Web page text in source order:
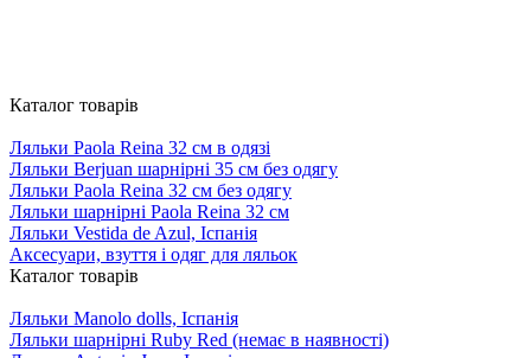
Каталог товарів
Ляльки Paola Reina 32 см в одязi
Ляльки Berjuan шарнірні 35 см без одягу
Ляльки Paola Reina 32 см без одягу
Ляльки шарнiрнi Paola Reina 32 см
Ляльки Vestida de Azul, Iспанiя
Аксесуари, взуття і одяг для ляльок
Каталог товарів
Ляльки Manolo dolls, Icпанiя
Ляльки шарнірні Ruby Red (немає в наявності)